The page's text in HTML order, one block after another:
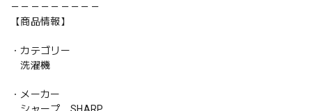
－－－－－－－－－
【商品情報】
・カテゴリー
洗濯機
・メーカー